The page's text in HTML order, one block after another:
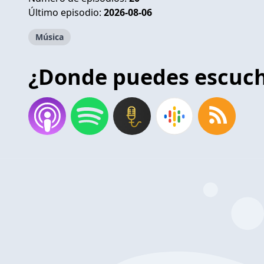
Último episodio: 2026-08-06
Música
¿Donde puedes